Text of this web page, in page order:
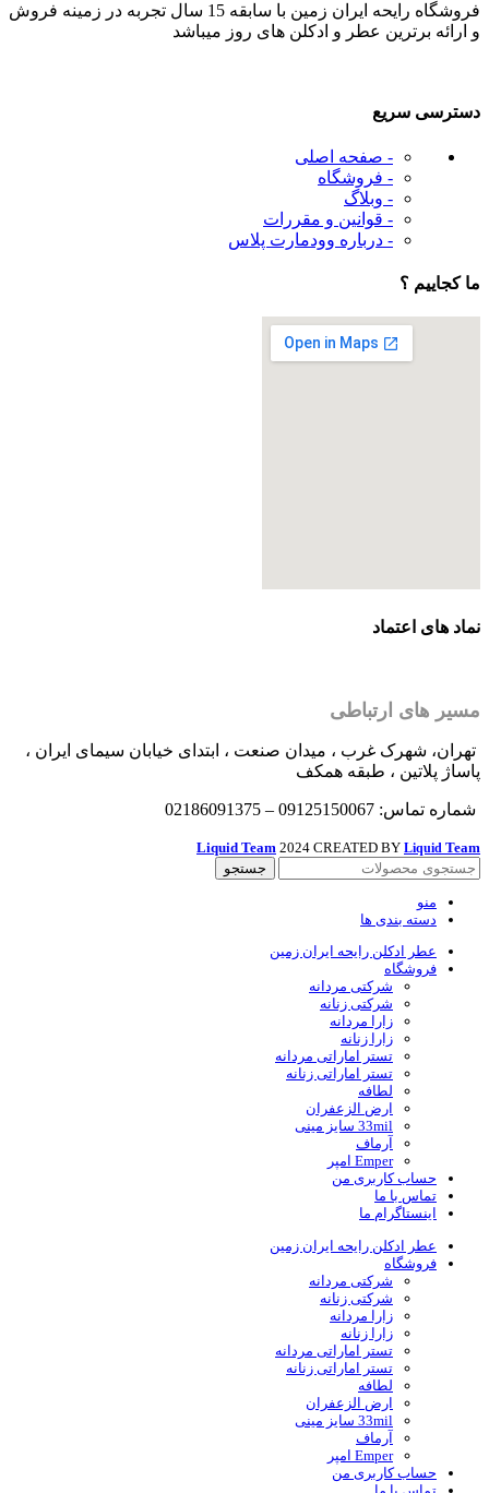
فروشگاه رایحه ایران زمین با سابقه 15 سال تجربه در زمینه فروش
و ارائه برترین عطر و ادکلن های روز میباشد
دسترسی سریع
- صفحه اصلی
- فروشگاه
- وبلاگ
- قوانین و مقررات
- درباره وودمارت پلاس
ما کجاییم ؟
نماد های اعتماد
مسیر های ارتباطی
تهران، شهرک غرب ، میدان صنعت ، ابتدای خیابان سیمای ایران ،
پاساژ پلاتین ، طبقه همکف
شماره تماس: 09125150067 – 02186091375
Liquid Team 2024 CREATED BY Liquid Team
جستجو
منو
دسته بندی ها
عطر ادکلن رایحه ایران زمین
فروشگاه
شرکتی مردانه
شرکتی زنانه
زارا مردانه
زارا زنانه
تستر اماراتی مردانه
تستر اماراتی زنانه
لطافه
ارض الزعفران
33mil سایز مینی
آرماف
Emper امپر
حساب کاربری من
تماس با ما
اینستاگرام ما
عطر ادکلن رایحه ایران زمین
فروشگاه
شرکتی مردانه
شرکتی زنانه
زارا مردانه
زارا زنانه
تستر اماراتی مردانه
تستر اماراتی زنانه
لطافه
ارض الزعفران
33mil سایز مینی
آرماف
Emper امپر
حساب کاربری من